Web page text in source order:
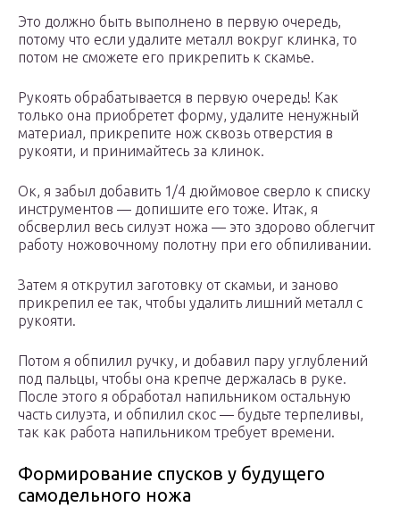
Это должно быть выполнено в первую очередь,
потому что если удалите металл вокруг клинка, то
потом не сможете его прикрепить к скамье.
Рукоять обрабатывается в первую очередь! Как
только она приобретет форму, удалите ненужный
материал, прикрепите нож сквозь отверстия в
рукояти, и принимайтесь за клинок.
Ок, я забыл добавить 1/4 дюймовое сверло к списку
инструментов — допишите его тоже. Итак, я
обсверлил весь силуэт ножа — это здорово облегчит
работу ножовочному полотну при его обпиливании.
Затем я открутил заготовку от скамьи, и заново
прикрепил ее так, чтобы удалить лишний металл с
рукояти.
Потом я обпилил ручку, и добавил пару углублений
под пальцы, чтобы она крепче держалась в руке.
После этого я обработал напильником остальную
часть силуэта, и обпилил скос — будьте терпеливы,
так как работа напильником требует времени.
Формирование спусков у будущего
самодельного ножа